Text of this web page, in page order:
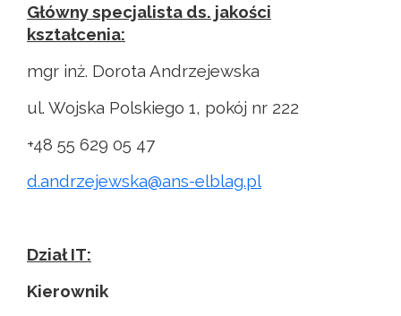
Główny specjalista ds. jakości
kształcenia:
mgr inż. Dorota Andrzejewska
ul. Wojska Polskiego 1, pokój nr 222
+48 55 629 05 47
d.andrzejewska@ans-elblag.pl
Dział IT:
Kierownik